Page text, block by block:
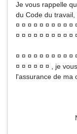
Je vous rappelle
du Code du
¤ ¤ ¤ ¤ ¤ ¤ ¤ ¤ ¤ ¤
¤ ¤ ¤ ¤ ¤ ¤ ¤ ¤ ¤ ¤
¤ ¤ ¤ ¤ ¤ ¤ ¤ ¤ ¤ ¤
¤ ¤ ¤ ¤ ¤ ¤ , je
l'assurance de ma